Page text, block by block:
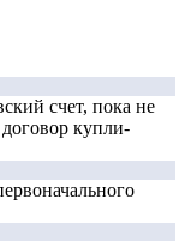
счет, пока не
купли-